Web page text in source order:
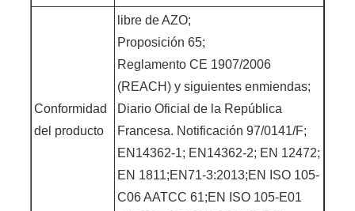
Conformidad
del producto
libre de AZO;
Proposición 65;
Reglamento CE 1907/2006
(REACH) y siguientes enmiendas;
Diario Oficial de la República
Francesa. Notificación 97/0141/F;
EN14362-1; EN14362-2; EN 12472;
EN 1811;EN71-3:2013;EN ISO 105-
C06 AATCC 61;EN ISO 105-E01